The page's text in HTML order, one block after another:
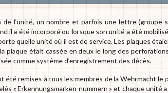
l’unité, un nombre et parfois une lettre (groupe
il a été incorporé ou lorsque son unité a été
quelle unité où il est de service. Les plaques
était cassée en deux le long des
comme système d’enregistrement des décès.
été remises à tous les membres de la Wehrmacht le
« Erkennungsmarken-nummern » et chaque unité